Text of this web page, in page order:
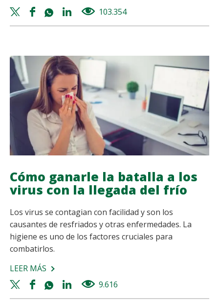
SINUSITIS,
UN
Twitter
share
Facebook
share
Whatsapp
share
Linkedin
share
103.354views
Cómo ganarle la batalla a los
virus con la llegada del frío
Los virus se contagian con facilidad y son los
causantes de resfriados y otras enfermedades. La
higiene es uno de los factores cruciales para
combatirlos.
LEER MÁS SOBRE
CÓMO
GANARLE
Twitter
share
Facebook
share
Whatsapp
share
Linkedin
share
9.616